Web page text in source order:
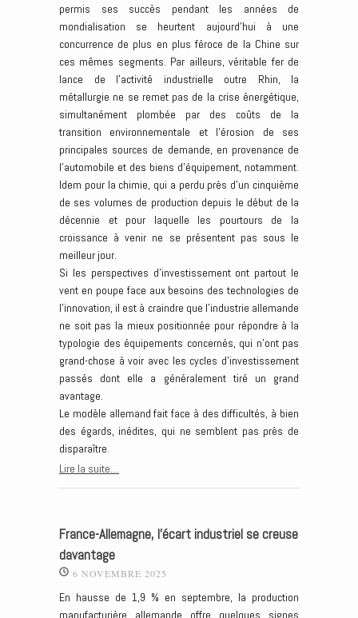
permis ses succès pendant les années de
mondialisation se heurtent aujourd’hui à une
concurrence de plus en plus féroce de la Chine sur
ces mêmes segments. Par ailleurs, véritable fer de
lance de l’activité industrielle outre Rhin, la
métallurgie ne se remet pas de la crise énergétique,
simultanément plombée par des coûts de la
transition environnementale et l’érosion de ses
principales sources de demande, en provenance de
l’automobile et des biens d’équipement, notamment.
Idem pour la chimie, qui a perdu près d’un cinquième
de ses volumes de production depuis le début de la
décennie et pour laquelle les pourtours de la
croissance à venir ne se présentent pas sous le
meilleur jour.
Si les perspectives d’investissement ont partout le
vent en poupe face aux besoins des technologies de
l’innovation, il est à craindre que l’industrie allemande
ne soit pas la mieux positionnée pour répondre à la
typologie des équipements concernés, qui n’ont pas
grand-chose à voir avec les cycles d’investissement
passés dont elle a généralement tiré un grand
avantage.
Le modèle allemand fait face à des difficultés, à bien
des égards, inédites, qui ne semblent pas près de
disparaître.
Lire la suite…
France-Allemagne, l’écart industriel se creuse
davantage
6 NOVEMBRE 2025
En hausse de 1,9 % en septembre, la production